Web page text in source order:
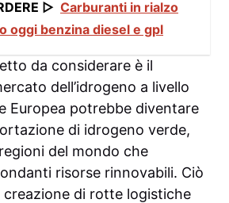
▷ Carburanti in rialzo
oggi benzina diesel e gpl
da considerare è il
dell’idrogeno a livello
Europea potrebbe diventare
di idrogeno verde,
del mondo che
risorse rinnovabili. Ciò
creazione di rotte logistiche